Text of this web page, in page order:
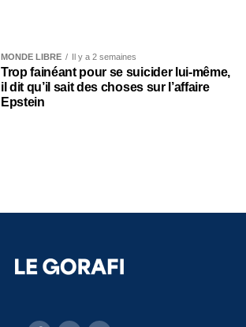
MONDE LIBRE Il y a 2 semaines
Trop fainéant pour se suicider lui-même,
il dit qu’il sait des choses sur l’affaire
Epstein